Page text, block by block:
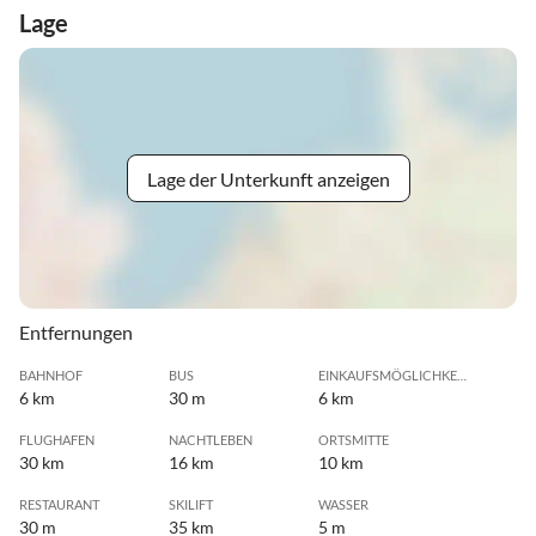
Lage
Lage der Unterkunft anzeigen
Entfernungen
BAHNHOF
6 km
BUS
30 m
EINKAUFSMÖGLICHKEIT
6 km
FLUGHAFEN
30 km
NACHTLEBEN
16 km
ORTSMITTE
10 km
RESTAURANT
30 m
SKILIFT
35 km
WASSER
5 m